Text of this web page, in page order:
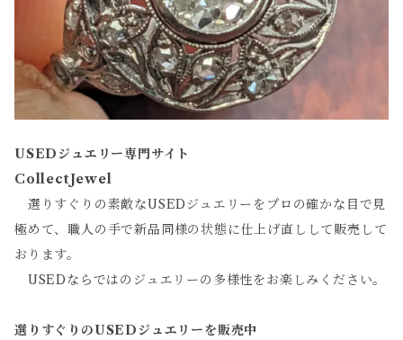
USEDジュエリー専門サイト
CollectJewel
選りすぐりの素敵なUSEDジュエリーをプロの確かな目で見
極めて、職人の手で新品同様の状態に仕上げ直しして販売して
おります。
USEDならではのジュエリーの多様性をお楽しみください。
選りすぐりのUSEDジュエリーを販売中